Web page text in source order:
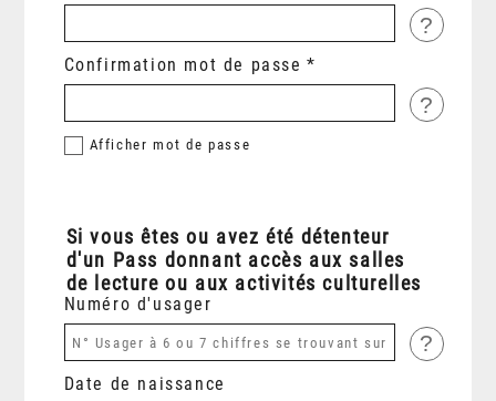
?
Confirmation mot de passe
?
Afficher mot de passe
Si vous êtes ou avez été détenteur
d'un Pass donnant accès aux salles
de lecture ou aux activités culturelles
Numéro d'usager
?
Date de naissance